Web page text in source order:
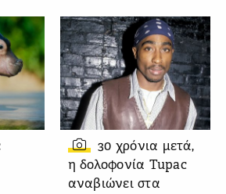
30 χρόνια μετά,
η δολοφονία Tupac
αναβιώνει στα